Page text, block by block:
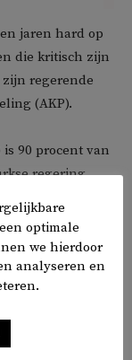
jaren hard op
die kritisch zijn
zijn regerende
(AKP).
is 90 procent van
regering.
de 180
optimale
we hierdoor
analyseren en